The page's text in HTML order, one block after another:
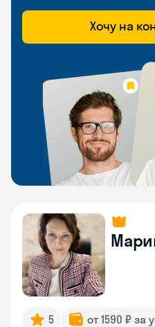
Хочу на
5 от 1590 ₽ за